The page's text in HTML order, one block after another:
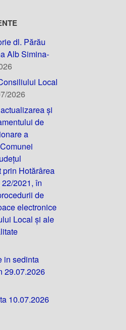
dl. Părău
Alb Simina-
Local
2026
și
de
a
prin Hotărârea
2021, în
de
electronice
Local și ale
in sedinta
29.07.2026
10.07.2026